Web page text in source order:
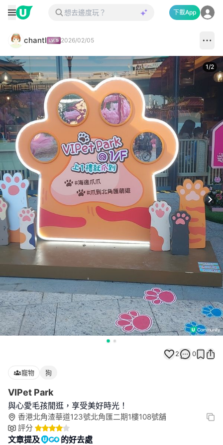
下載App
chantl 2026/02/05
1/2
2 0
寵物 狗
VIPet Park
與心愛毛孩閒逛，享受美好時光！
香港北角渣華道123號北角匯二期1樓108號舖
評分
文章提及 的好去處